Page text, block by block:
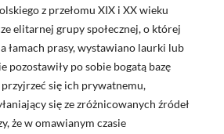
z przełomu XIX i XX wieku
elitarnej grupy społecznej, o której
łamach prasy, wystawiano laurki lub
pozostawiły po sobie bogatą bazę
się ich prywatnemu,
się ze zróżnicowanych źródeł
że w omawianym czasie